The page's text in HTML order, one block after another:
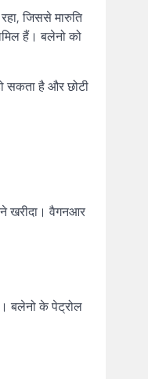
जिससे मारुति
हैं। बलेनो को
सकता है और छोटी
खरीदा। वैगनआर
बलेनो के पेट्रोल